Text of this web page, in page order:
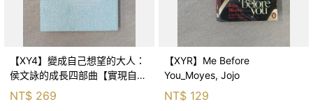
【XY4】變成自己想望的大人：
侯文詠的成長四部曲【實現自
己】_侯文詠
NT$ 269
【XYR】Me Before
You_Moyes, Jojo
NT$ 129